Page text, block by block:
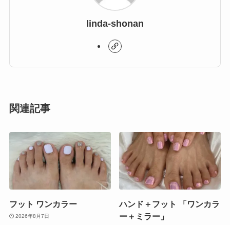
linda-shonan
関連記事
フット ワンカラー
2026年8月7日
ハンド＋フット 「ワンカラ
ー＋ミラー」